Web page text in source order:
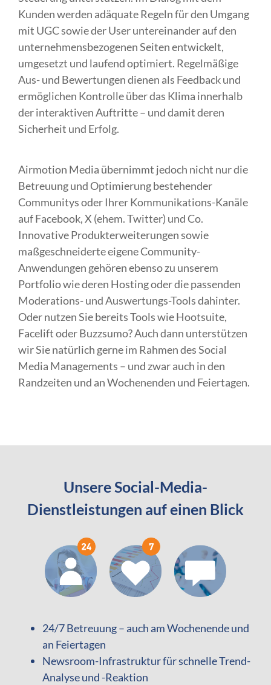
Kunden werden adäquate Regeln für den Umgang
mit UGC sowie der User untereinander auf den
unternehmensbezogenen Seiten entwickelt,
umgesetzt und laufend optimiert. Regelmäßige
Aus- und Bewertungen dienen als Feedback und
ermöglichen Kontrolle über das Klima innerhalb
der interaktiven Auftritte – und damit deren
Sicherheit und Erfolg.
Airmotion Media übernimmt jedoch nicht nur die
Betreuung und Optimierung bestehender
Communitys oder Ihrer Kommunikations-Kanäle
auf Facebook, X (ehem. Twitter) und Co.
Innovative Produkterweiterungen sowie
maßgeschneiderte eigene Community-
Anwendungen gehören ebenso zu unserem
Portfolio wie deren Hosting oder die passenden
Moderations- und Auswertungs-Tools dahinter.
Oder nutzen Sie bereits Tools wie Hootsuite,
Facelift oder Buzzsumo? Auch dann unterstützen
wir Sie natürlich gerne im Rahmen des Social
Media Managements – und zwar auch in den
Randzeiten und an Wochenenden und Feiertagen.
Unsere Social-Media-
Dienstleistungen auf einen Blick
24/7 Betreuung – auch am Wochenende und
an Feiertagen
Newsroom-Infrastruktur für schnelle Trend-
Analyse und -Reaktion